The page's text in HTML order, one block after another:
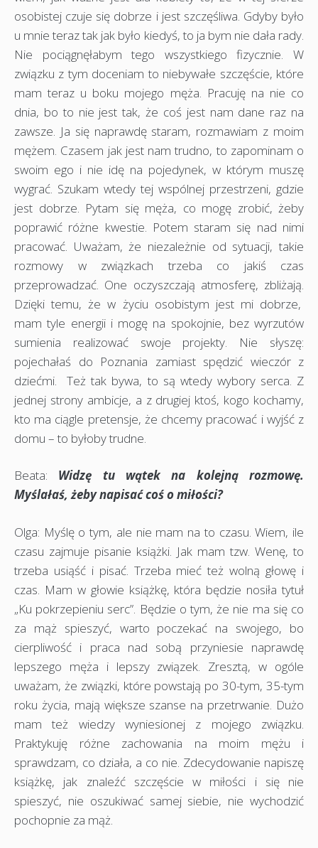
osobistej czuje się dobrze i jest szczęśliwa. Gdyby było
u mnie teraz tak jak było kiedyś, to ja bym nie dała rady.
Nie pociągnęłabym tego wszystkiego fizycznie. W
związku z tym doceniam to niebywałe szczęście, które
mam teraz u boku mojego męża. Pracuję na nie co
dnia, bo to nie jest tak, że coś jest nam dane raz na
zawsze. Ja się naprawdę staram, rozmawiam z moim
mężem. Czasem jak jest nam trudno, to zapominam o
swoim ego i nie idę na pojedynek, w którym muszę
wygrać. Szukam wtedy tej wspólnej przestrzeni, gdzie
jest dobrze. Pytam się męża, co mogę zrobić, żeby
poprawić różne kwestie. Potem staram się nad nimi
pracować. Uważam, że niezależnie od sytuacji, takie
rozmowy w związkach trzeba co jakiś czas
przeprowadzać. One oczyszczają atmosferę, zbliżają.
Dzięki temu, że w życiu osobistym jest mi dobrze,
mam tyle energii i mogę na spokojnie, bez wyrzutów
sumienia realizować swoje projekty. Nie słyszę:
pojechałaś do Poznania zamiast spędzić wieczór z
dziećmi. Też tak bywa, to są wtedy wybory serca. Z
jednej strony ambicje, a z drugiej ktoś, kogo kochamy,
kto ma ciągle pretensje, że chcemy pracować i wyjść z
domu – to byłoby trudne.
Beata: Widzę tu wątek na kolejną rozmowę.
Myślałaś, żeby napisać coś o miłości?
Olga: Myślę o tym, ale nie mam na to czasu. Wiem, ile
czasu zajmuje pisanie książki. Jak mam tzw. Wenę, to
trzeba usiąść i pisać. Trzeba mieć też wolną głowę i
czas. Mam w głowie książkę, która będzie nosiła tytuł
„Ku pokrzepieniu serc”. Będzie o tym, że nie ma się co
za mąż spieszyć, warto poczekać na swojego, bo
cierpliwość i praca nad sobą przyniesie naprawdę
lepszego męża i lepszy związek. Zresztą, w ogóle
uważam, że związki, które powstają po 30-tym, 35-tym
roku życia, mają większe szanse na przetrwanie. Dużo
mam też wiedzy wyniesionej z mojego związku.
Praktykuję różne zachowania na moim mężu i
sprawdzam, co działa, a co nie. Zdecydowanie napiszę
książkę, jak znaleźć szczęście w miłości i się nie
spieszyć, nie oszukiwać samej siebie, nie wychodzić
pochopnie za mąż.